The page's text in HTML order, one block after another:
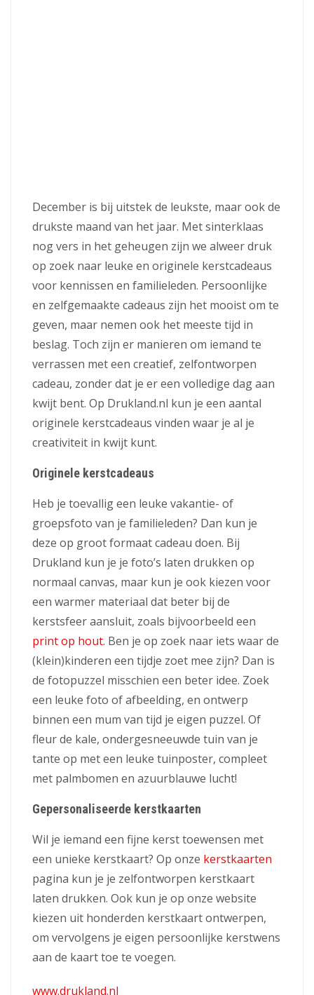
December is bij uitstek de leukste, maar ook de
drukste maand van het jaar. Met sinterklaas
nog vers in het geheugen zijn we alweer druk
op zoek naar leuke en originele kerstcadeaus
voor kennissen en familieleden. Persoonlijke
en zelfgemaakte cadeaus zijn het mooist om te
geven, maar nemen ook het meeste tijd in
beslag. Toch zijn er manieren om iemand te
verrassen met een creatief, zelfontworpen
cadeau, zonder dat je er een volledige dag aan
kwijt bent. Op Drukland.nl kun je een aantal
originele kerstcadeaus vinden waar je al je
creativiteit in kwijt kunt.
Originele kerstcadeaus
Heb je toevallig een leuke vakantie- of
groepsfoto van je familieleden? Dan kun je
deze op groot formaat cadeau doen. Bij
Drukland kun je je foto’s laten drukken op
normaal canvas, maar kun je ook kiezen voor
een warmer materiaal dat beter bij de
kerstsfeer aansluit, zoals bijvoorbeeld een
print op hout. Ben je op zoek naar iets waar de
(klein)kinderen een tijdje zoet mee zijn? Dan is
de fotopuzzel misschien een beter idee. Zoek
een leuke foto of afbeelding, en ontwerp
binnen een mum van tijd je eigen puzzel. Of
fleur de kale, ondergesneeuwde tuin van je
tante op met een leuke tuinposter, compleet
met palmbomen en azuurblauwe lucht!
Gepersonaliseerde kerstkaarten
Wil je iemand een fijne kerst toewensen met
een unieke kerstkaart? Op onze kerstkaarten
pagina kun je je zelfontworpen kerstkaart
laten drukken. Ook kun je op onze website
kiezen uit honderden kerstkaart ontwerpen,
om vervolgens je eigen persoonlijke kerstwens
aan de kaart toe te voegen.
www.drukland.nl